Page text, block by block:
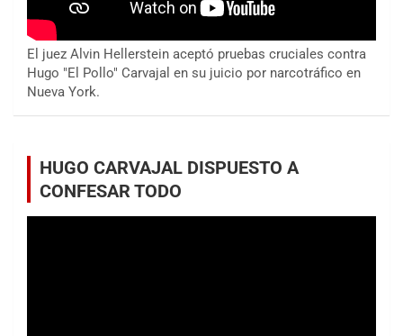
El juez Alvin Hellerstein aceptó pruebas cruciales contra
Hugo "El Pollo" Carvajal en su juicio por narcotráfico en
Nueva York.
HUGO CARVAJAL DISPUESTO A
CONFESAR TODO